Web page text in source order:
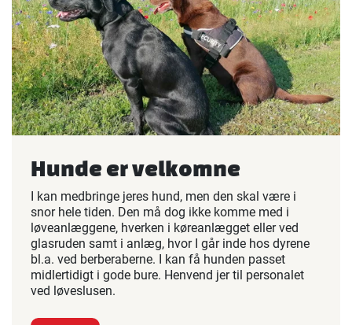
Hunde er velkomne
I kan medbringe jeres hund, men den skal være i
snor hele tiden. Den må dog ikke komme med i
løveanlæggene, hverken i køreanlægget eller ved
glasruden samt i anlæg, hvor I går inde hos dyrene
bl.a. ved berberaberne. I kan få hunden passet
midlertidigt i gode bure. Henvend jer til personalet
ved løveslusen.